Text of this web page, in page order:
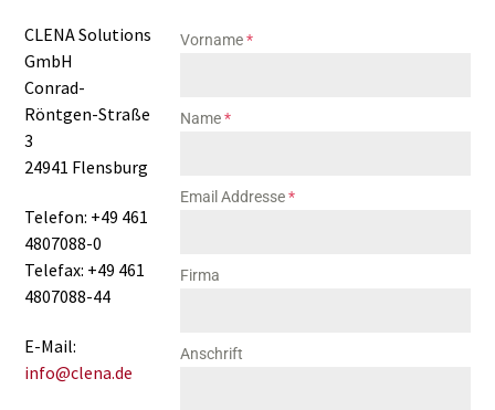
CLENA Solutions
GmbH
Conrad-
Röntgen-Straße
3
24941 Flensburg
Telefon: +49 461
4807088-0
Telefax: +49 461
4807088-44
E-Mail:
info@clena.de
Vorname*
Name*
Email Addresse*
Firma
Anschrift